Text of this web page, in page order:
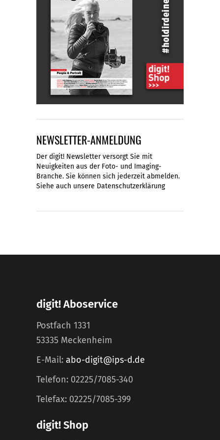
NEWSLETTER-ANMELDUNG
Der digit! Newsletter versorgt Sie mit
Neuigkeiten aus der Foto- und Imaging-
Branche. Sie können sich jederzeit abmelden.
Siehe auch unsere Datenschutzerklärung
digit! Aboservice
Postfach 1331
53335 Meckenheim
E-Mail: abo-digit@ips-d.de
Telefon: 02225/7085-340
Telefax: 02225/7085-399
digit! Shop